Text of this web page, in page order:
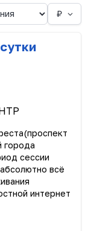
₽
города
сессии
всё
интернет